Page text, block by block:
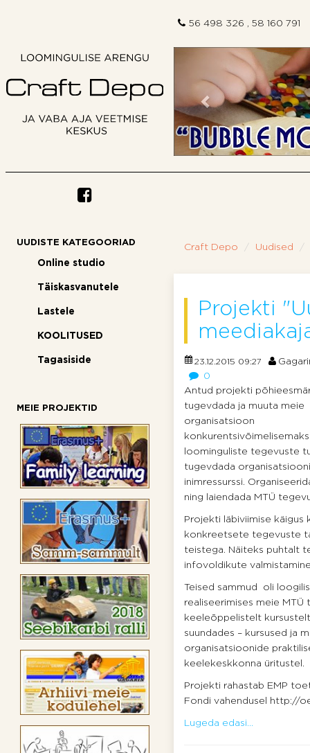
56 498 326 , 58 160 791
Eelmine
UUDISTE KATEGOORIAD
Online studio
Täiskasvanutele
Lastele
KOOLITUSED
Tagasiside
MEIE PROJEKTID
Craft Depo Uudised
Projekti
23.12.2015 09:27
0
Antud projekti
tugevdada ja muuta meie
organisatsioon
konkurentsivõimelisemaks
loominguliste tegevuste
tugevdada organisatsiooni
inimressurssi.
ning laiendada MTÜ
Projekti läbiviimise
konkreetsete tegevuste
teistega. Näiteks puhtalt
infovoldikute
Teised sammud oli
realiseerimises meie
keeleõppelistelt
suundades – kursused ja
organisatsioonide
keelekeskkonna üritustel.
Projekti rahastab EMP
Fondi vahendusel http://
Lugeda edasi...